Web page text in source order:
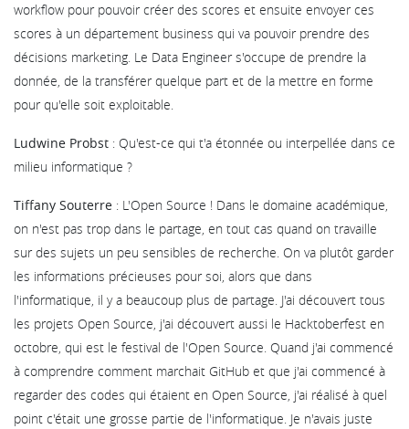
workflow pour pouvoir créer des scores et ensuite envoyer ces
scores à un département business qui va pouvoir prendre des
décisions marketing. Le Data Engineer s'occupe de prendre la
donnée, de la transférer quelque part et de la mettre en forme
pour qu'elle soit exploitable.
Ludwine Probst : Qu'est-ce qui t'a étonnée ou interpellée dans ce
milieu informatique ?
Tiffany Souterre : L'Open Source ! Dans le domaine académique,
on n'est pas trop dans le partage, en tout cas quand on travaille
sur des sujets un peu sensibles de recherche. On va plutôt garder
les informations précieuses pour soi, alors que dans
l'informatique, il y a beaucoup plus de partage. J'ai découvert tous
les projets Open Source, j'ai découvert aussi le Hacktoberfest en
octobre, qui est le festival de l'Open Source. Quand j'ai commencé
à comprendre comment marchait GitHub et que j'ai commencé à
regarder des codes qui étaient en Open Source, j'ai réalisé à quel
point c'était une grosse partie de l'informatique. Je n'avais juste